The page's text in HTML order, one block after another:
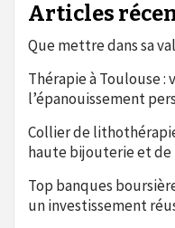
Articles
Que mettre dans sa
Thérapie à Toulouse :
l’épanouissement
Collier de
haute bijouterie et
Top banques
un investissement